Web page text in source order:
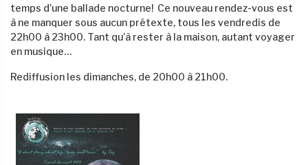
temps d’une ballade nocturne! Ce nouveau rendez-vous est
à ne manquer sous aucun prétexte, tous les vendredis de
22h00 à 23h00. Tant qu’à rester à la maison, autant voyager
en musique…
Rediffusion les dimanches, de 20h00 à 21h00.